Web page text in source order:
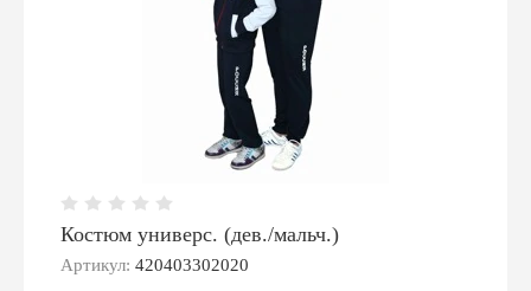
Костюм универс. (дев./мальч.)
Артикул: 420403302020